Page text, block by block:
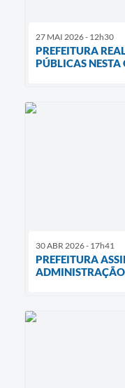
27 MAI 2026 - 12h30
PREFEITURA
PÚBLICAS
30 ABR 2026 - 17h41
PREFEITURA